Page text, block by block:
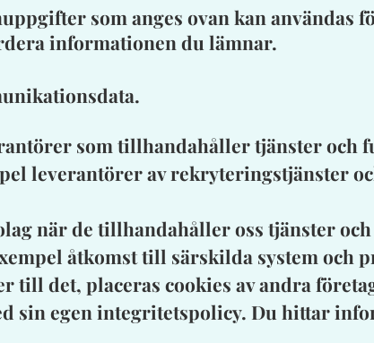
som anges ovan kan användas
informationen du lämnar.
som tillhandahåller tjänster och
leverantörer av rekryteringstjänster
när de tillhandahåller oss tjänster
åtkomst till särskilda system och
till det, placeras cookies av andra
sin egen integritetspolicy. Du hittar